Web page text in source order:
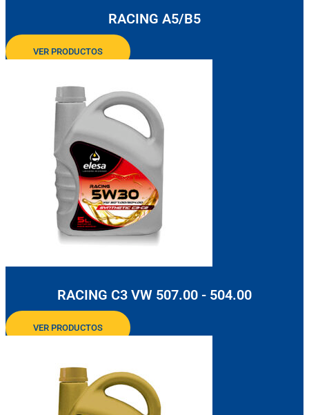
RACING A5/B5
VER PRODUCTOS
RACING C3 VW 507.00 - 504.00
VER PRODUCTOS